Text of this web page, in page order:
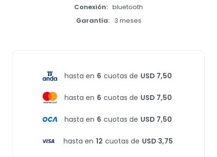
Conexión
bluetooth
Garantía
3 meses
hasta en 6 cuotas de USD 7,50
hasta en 6 cuotas de USD 7,50
hasta en 6 cuotas de USD 7,50
hasta en 12 cuotas de USD 3,75